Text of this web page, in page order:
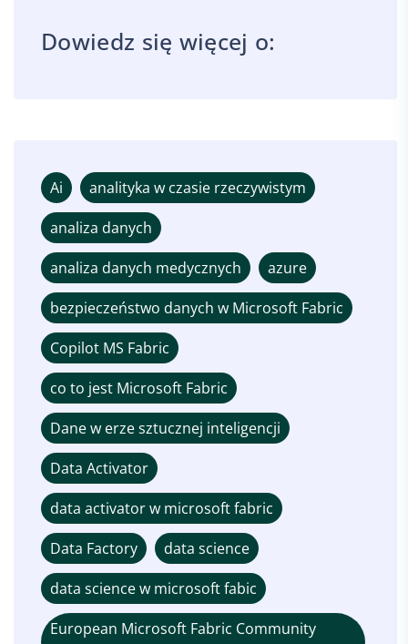
Dowiedz się więcej o:
Ai
analityka w czasie rzeczywistym
analiza danych
analiza danych medycznych
azure
bezpieczeństwo danych w Microsoft Fabric
Copilot MS Fabric
co to jest Microsoft Fabric
Dane w erze sztucznej inteligencji
Data Activator
data activator w microsoft fabric
Data Factory
data science
data science w microsoft fabic
European Microsoft Fabric Community